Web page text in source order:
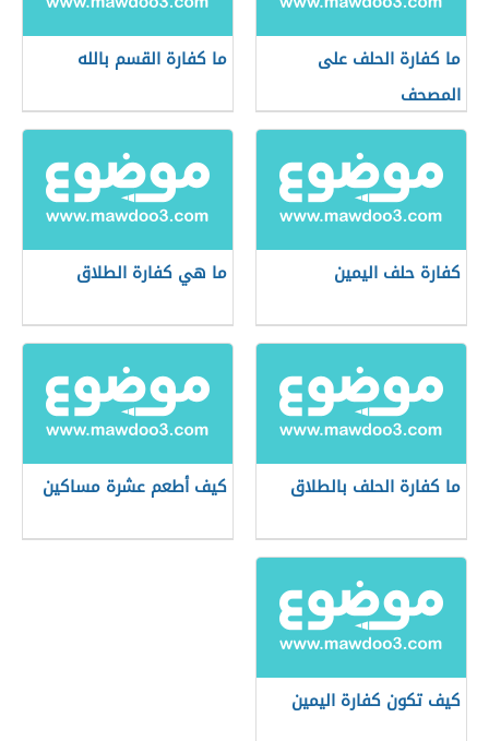
ما كفارة الحلف على
المصحف
ما كفارة القسم بالله
كفارة حلف اليمين ما هي كفارة الطلاق
ما كفارة الحلف بالطلاق كيف أطعم عشرة مساكين
كيف تكون كفارة اليمين